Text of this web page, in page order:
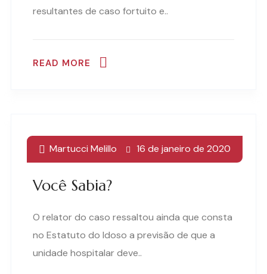
resultantes de caso fortuito e..
READ MORE
Você Sabia?
Martucci Melillo 16 de janeiro de 2020
O relator do caso ressaltou ainda que consta
no Estatuto do Idoso a previsão de que a
unidade hospitalar deve..